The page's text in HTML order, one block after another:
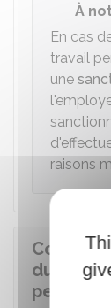
À
En cas
travail
une
raisons
du
perdues